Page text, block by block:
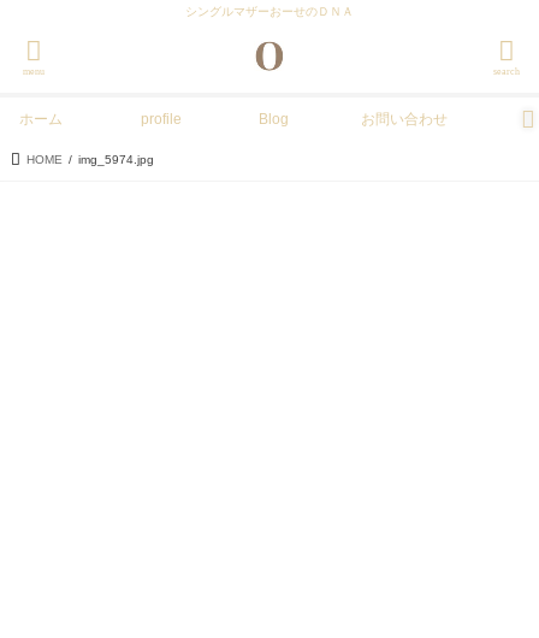
シングルマザーおーせのＤＮＡ
search
menu
ホーム profile Blog お問い合わせ
HOME img_5974.jpg